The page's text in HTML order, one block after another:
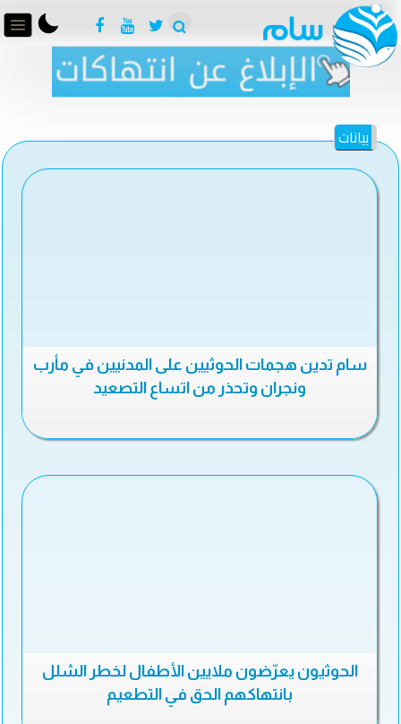
بيانات
سام تدين هجمات الحوثيين على المدنيين في مأرب
ونجران وتحذر من اتساع التصعيد
الحوثيون يعرّضون ملايين الأطفال لخطر الشلل
بانتهاكهم الحق في التطعيم